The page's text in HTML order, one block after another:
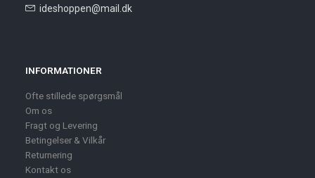
ideshoppen@mail.dk
INFORMATIONER
Ofte stillede spørgsmål
Om os
Fragt og Levering
Betingelser & Vilkår
Returnering
Kontakt os